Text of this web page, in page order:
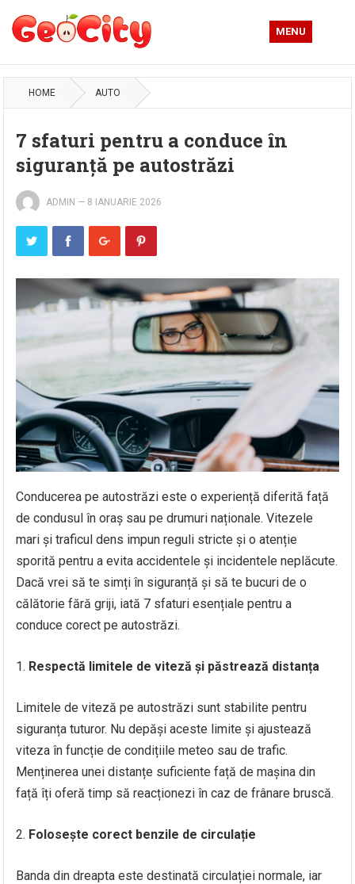
MENU
HOME AUTO
7 sfaturi pentru a conduce în
siguranță pe autostrăzi
ADMIN — 8 IANUARIE 2026
Conducerea pe autostrăzi este o experiență diferită față
de condusul în oraș sau pe drumuri naționale. Vitezele
mari și traficul dens impun reguli stricte și o atenție
sporită pentru a evita accidentele și incidentele neplăcute.
Dacă vrei să te simți în siguranță și să te bucuri de o
călătorie fără griji, iată 7 sfaturi esențiale pentru a
conduce corect pe autostrăzi.
Respectă limitele de viteză și păstrează distanța
Limitele de viteză pe autostrăzi sunt stabilite pentru
siguranța tuturor. Nu depăși aceste limite și ajustează
viteza în funcție de condițiile meteo sau de trafic.
Menținerea unei distanțe suficiente față de mașina din
față îți oferă timp să reacționezi în caz de frânare bruscă.
Folosește corect benzile de circulație
Banda din dreapta este destinată circulației normale, iar